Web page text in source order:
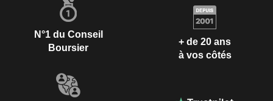
N°1 du Conseil
Boursier
+ de 20 ans
à vos côtés